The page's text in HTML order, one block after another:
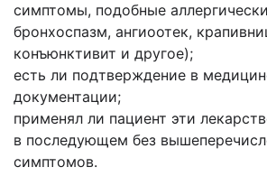
симптомы, подобные
бронхоспазм, ангиоотек,
конъюнктивит и другое);
есть ли подтверждение в
документации;
применял ли пациент эти
в последующем без
симптомов.